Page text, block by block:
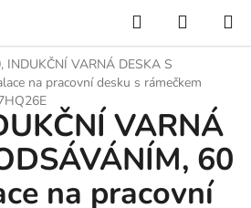
Hledat
KOŠÍK
INDUKČNÍ VARNÁ DESKA S
na pracovní desku s rámečkem
VARNÁ
60
na pracovní